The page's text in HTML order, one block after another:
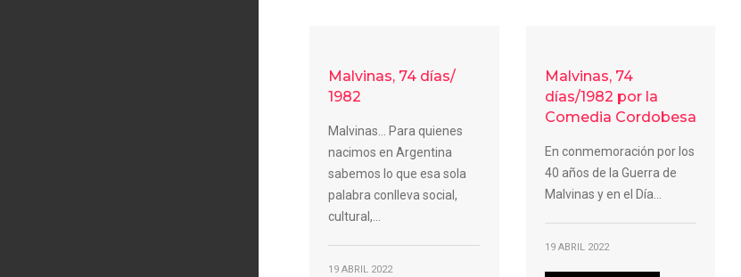
Malvinas, 74 días/
1982
Malvinas… Para quienes
nacimos en Argentina
sabemos lo que esa sola
palabra conlleva social,
cultural,...
19 ABRIL 2022
Malvinas, 74
días/1982 por la
Comedia Cordobesa
En conmemoración por los
40 años de la Guerra de
Malvinas y en el Día...
19 ABRIL 2022